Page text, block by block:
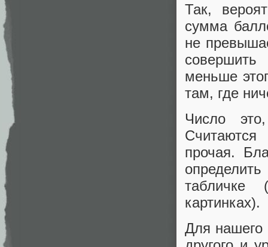
Так,
сумма
не
меньше
там, где
Число
прочая.
табличке
картинках).
Для нашего